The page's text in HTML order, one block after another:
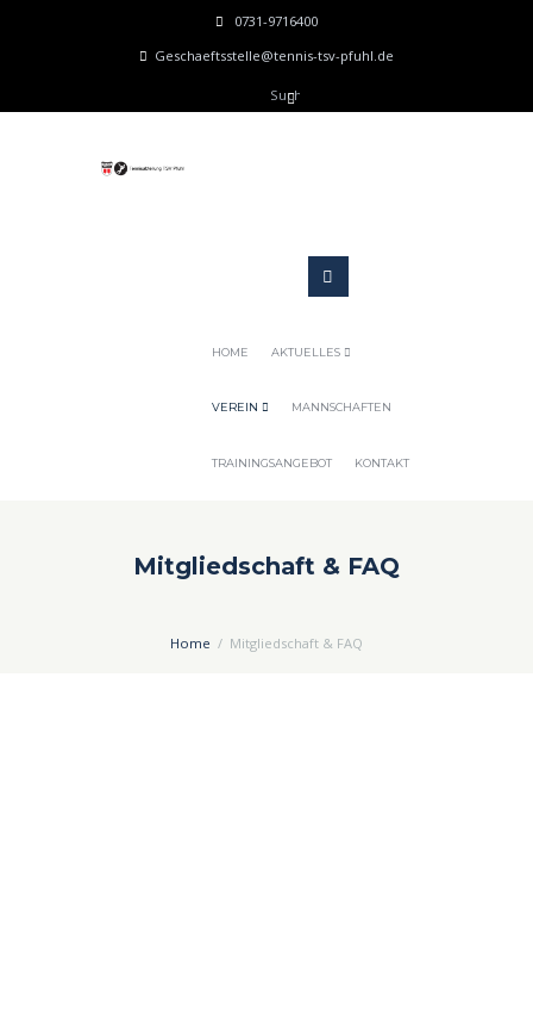
0731-9716400
Geschaeftsstelle@tennis-tsv-pfuhl.de
HOME AKTUELLES
VEREIN MANNSCHAFTEN
TRAININGSANGEBOT KONTAKT
Mitgliedschaft & FAQ
Home Mitgliedschaft & FAQ